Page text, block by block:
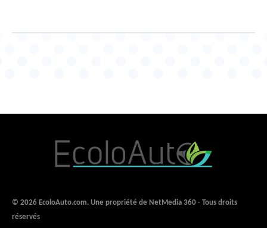
© 2026 EcoloAuto.com. Une propriété de NetMedia 360 - Tous droits
réservés